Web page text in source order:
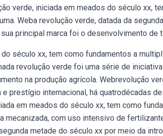
verde, iniciada em meados do século xx,
Weba revolução verde, datada da
principal marca foi o desenvolvimento de
século xx, tem como fundamentos a
revolução verde foi uma série de
na produção agrícola. Webrevolução
prestígio internacional, há quatrodécadas
em meados do século xx, tem como
mecanizada, com uso intensivo de
metade do século xx por meio da